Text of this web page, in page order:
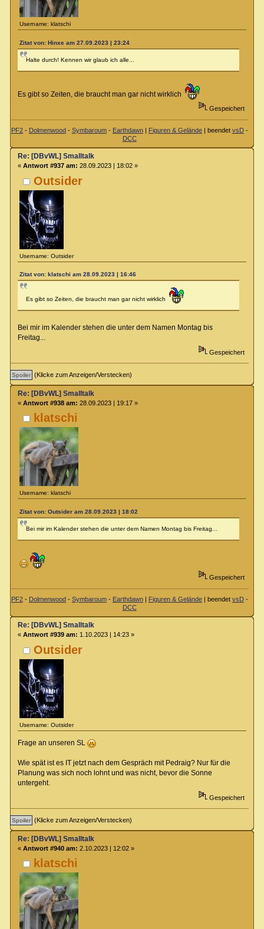
Username: klatschi
Zitat von: Hinxe am 27.09.2023 | 23:24
Halte durch! Kennen wir glaub ich alle...
Es gibt so Zeiten, die braucht man gar nicht wirklich
Gespeichert
PF2- Dolmenwood- Symbaroum- Earthdawn| Figuren & Gelände| beendet vsD-
DCC
Outsider
Username: Outsider
Re: [DBvWL] Smalltalk
« Antwort #937 am: 28.09.2023 | 18:02 »
Zitat von: klatschi am 28.09.2023 | 16:46
Es gibt so Zeiten, die braucht man gar nicht wirklich
Bei mir im Kalender stehen die unter dem Namen Montag bis
Freitag...
Gespeichert
(Klicke zum Anzeigen/Verstecken)
klatschi
Username: klatschi
Re: [DBvWL] Smalltalk
« Antwort #938 am: 28.09.2023 | 19:17 »
Zitat von: Outsider am 28.09.2023 | 18:02
Bei mir im Kalender stehen die unter dem Namen Montag bis Freitag...
Gespeichert
PF2- Dolmenwood - Symbaroum- Earthdawn| Figuren & Gelände| beendet vsD-
DCC
Outsider
Username: Outsider
Re: [DBvWL] Smalltalk
« Antwort #939 am: 1.10.2023 | 14:23 »
Frage an unseren SL
Wie spät ist es IT jetzt nach dem Gespräch mit Pedraig? Nur für die
Planung was sich noch lohnt und was nicht, bevor die Sonne
untergeht.
Gespeichert
(Klicke zum Anzeigen/Verstecken)
klatschi
Re: [DBvWL] Smalltalk
« Antwort #940 am: 2.10.2023 | 12:02 »